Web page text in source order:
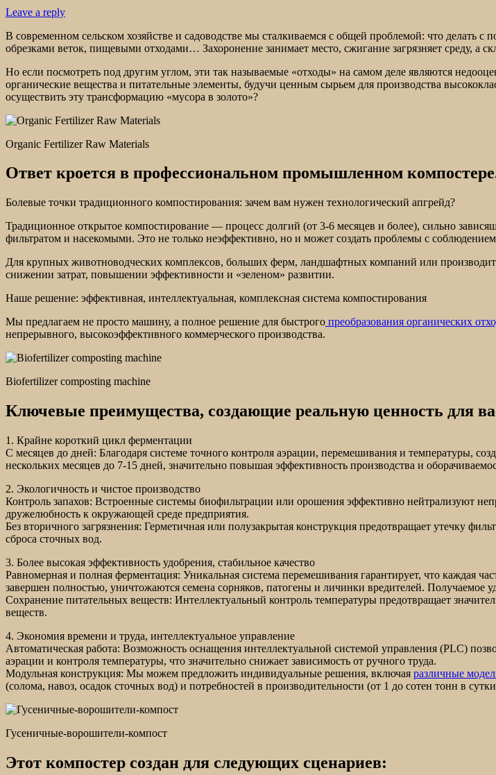
Leave a reply
В современном сельском хозяйстве и садоводстве мы сталкиваемся с общей проблемой: что делать
обрезками веток, пищевыми отходами… Захоронение занимает место, сжигание загрязняет среду, а
Но если посмотреть под другим углом, эти так называемые «отходы» на самом деле являются
органические вещества и питательные элементы, будучи ценным сырьем для производства
осуществить эту трансформацию «мусора в золото»?
Organic Fertilizer Raw Materials
Ответ кроется в профессиональном промышленном
Болевые точки традиционного компостирования: зачем вам нужен технологический апгрейд?
Традиционное открытое компостирование — процесс долгий (от 3-6 месяцев и более), сильно
фильтратом и насекомыми. Это не только неэффективно, но и может создать проблемы с
Для крупных животноводческих комплексов, больших ферм, ландшафтных компаний или
снижении затрат, повышении эффективности и «зеленом» развитии.
Наше решение: эффективная, интеллектуальная, комплексная система компостирования
Мы предлагаем не просто машину, а полное решение для быстрого преобразования органических
непрерывного, высокоэффективного коммерческого производства.
Biofertilizer composting machine
Ключевые преимущества, создающие реальную ценность для
1. Крайне короткий цикл ферментации
С месяцев до дней: Благодаря системе точного контроля аэрации, перемешивания и температуры,
нескольких месяцев до 7-15 дней, значительно повышая эффективность производства и
2. Экологичность и чистое производство
Контроль запахов: Встроенные системы биофильтрации или орошения эффективно нейтрализуют
дружелюбность к окружающей среде предприятия.
Без вторичного загрязнения: Герметичная или полузакрытая конструкция предотвращает утечку
сброса сточных вод.
3. Более высокая эффективность удобрения, стабильное качество
Равномерная и полная ферментация: Уникальная система перемешивания гарантирует, что каждая
завершен полностью, уничтожаются семена сорняков, патогены и личинки вредителей. Получаемое
Сохранение питательных веществ: Интеллектуальный контроль температуры предотвращает
веществ.
4. Экономия времени и труда, интеллектуальное управление
Автоматическая работа: Возможность оснащения интеллектуальной системой управления (PLC)
аэрации и контроля температуры, что значительно снижает зависимость от ручного труда.
Модульная конструкция: Мы можем предложить индивидуальные решения, включая различные
(солома, навоз, осадок сточных вод) и потребностей в производительности (от 1 до сотен тонн в
Гусеничные-ворошители-компост
Этот компостер создан для следующих сценариев: